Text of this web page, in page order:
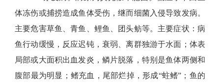
体冻伤或捕捞造成鱼体受伤，继而细菌入侵导致发病。
主要危害草鱼、青鱼、鲤鱼、团头鲂等。主要症状：病
鱼行动缓慢，反应迟钝，衰弱、离群独游于水面；体表
局部或大面积出血发炎，鳞片脱落，特别是鱼体两侧和
腹部最为明显；鳍充血，尾部烂掉，形成“蛀鳍”；鱼的